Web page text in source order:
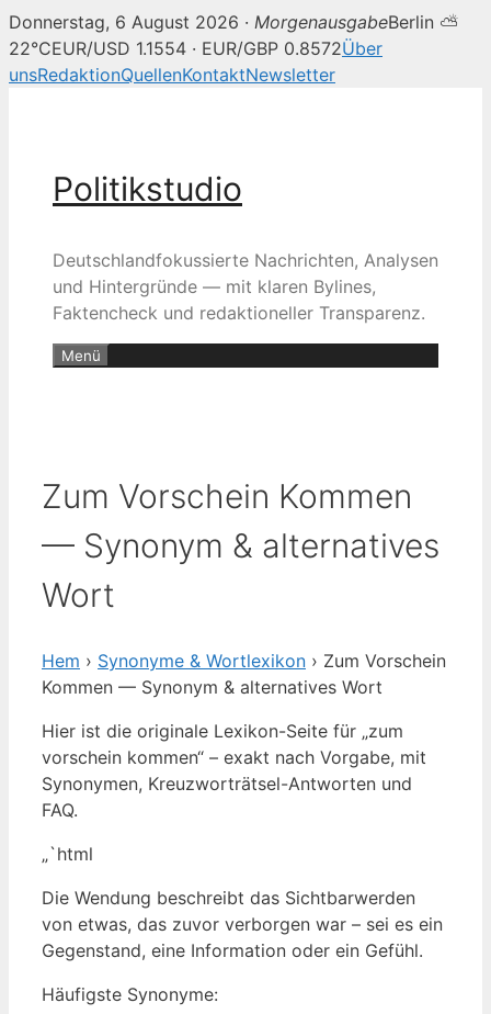
Donnerstag, 6 August 2026 · MorgenausgabeBerlin ⛅
22°CEUR/USD 1.1554 · EUR/GBP 0.8572Über
unsRedaktionQuellenKontaktNewsletter
Politikstudio
Deutschlandfokussierte Nachrichten, Analysen
und Hintergründe — mit klaren Bylines,
Faktencheck und redaktioneller Transparenz.
Menü
Zum Vorschein Kommen
— Synonym & alternatives
Wort
Hem › Synonyme & Wortlexikon › Zum Vorschein
Kommen — Synonym & alternatives Wort
Hier ist die originale Lexikon-Seite für „zum
vorschein kommen“ – exakt nach Vorgabe, mit
Synonymen, Kreuzworträtsel-Antworten und
FAQ.
„`html
Die Wendung beschreibt das Sichtbarwerden
von etwas, das zuvor verborgen war – sei es ein
Gegenstand, eine Information oder ein Gefühl.
Häufigste Synonyme: